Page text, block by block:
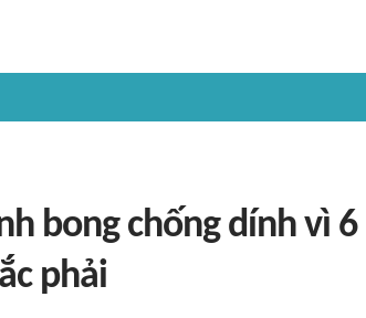
bong chống dính vì 6
phải